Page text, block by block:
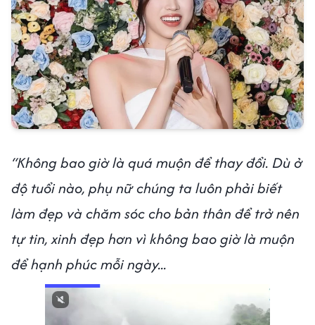
“Không bao giờ là quá muộn để thay đổi. Dù ở
độ tuổi nào, phụ nữ chúng ta luôn phải biết
làm đẹp và chăm sóc cho bản thân để trở nên
tự tin, xinh đẹp hơn vì không bao giờ là muộn
để hạnh phúc mỗi ngày...